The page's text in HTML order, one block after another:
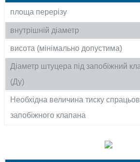
площа перерізу
внутрішній діаметр
висота (мінімально допустима)
Діаметр штуцера під запобіжний
(Ду)
Необхідна величина тиску
запобіжного клапана